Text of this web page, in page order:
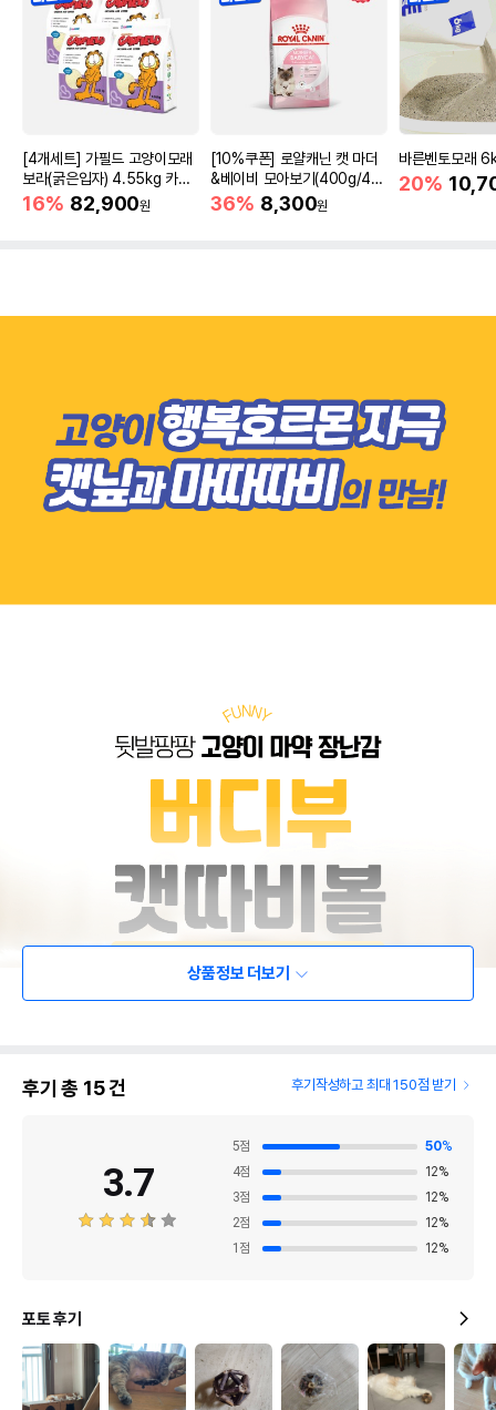
[4개세트] 가필드 고양이모래
보라(굵은입자) 4.55kg 카사
바모래
16% 82,900원
[10%쿠폰] 로얄캐닌 캣 마더
&베이비 모아보기(400g/4/1
0kg)
36% 8,300원
바른벤토모래
20%
상품정보 더보기
후기 총 15건 후기작성하고 최대 150점 받기
3.7
5점 50%
4점 12%
3점 12%
2점 12%
1 점 12%
포토 후기